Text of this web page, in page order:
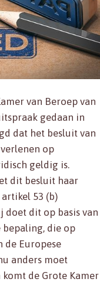
van Beroep van
gedaan in
dat het besluit van
op
geldig is.
dit besluit haar
53 (b)
doet dit op basis van
bepaling, die op
de Europese
anders moet
de Grote Kamer